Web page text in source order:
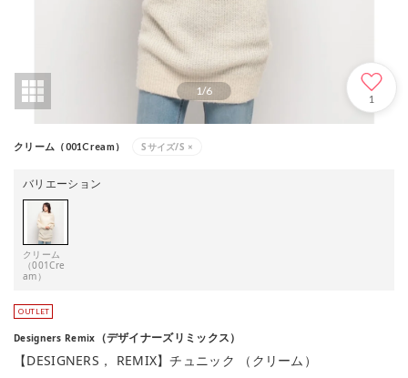
1/6
1
クリーム（001Cream） Sサイズ/S ×
バリエーション
クリーム
（001Cre
am）
Designers Remix （デザイナーズリミックス）
【DESIGNERS， REMIX】チュニック （クリーム）